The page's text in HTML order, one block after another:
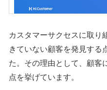
カスタマーサクセスに取り
きていない顧客を発見する
た。その理由として、顧客
点を挙げています。